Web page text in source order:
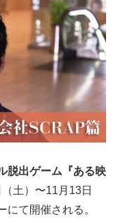
脱出ゲーム『ある映
土）〜11月13日
にて開催される。